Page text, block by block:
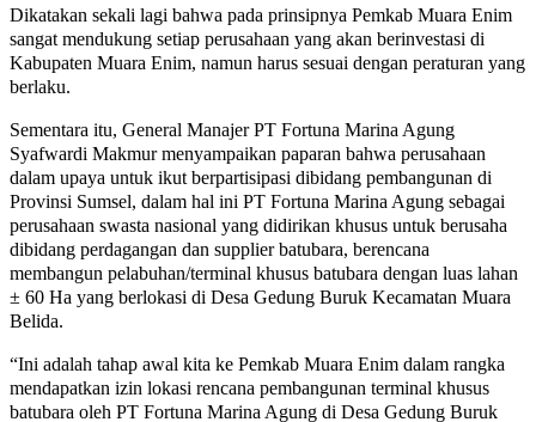
Dikatakan sekali lagi bahwa pada prinsipnya Pemkab Muara Enim
sangat mendukung setiap perusahaan yang akan berinvestasi di
Kabupaten Muara Enim, namun harus sesuai dengan peraturan yang
berlaku.
Sementara itu, General Manajer PT Fortuna Marina Agung
Syafwardi Makmur menyampaikan paparan bahwa perusahaan
dalam upaya untuk ikut berpartisipasi dibidang pembangunan di
Provinsi Sumsel, dalam hal ini PT Fortuna Marina Agung sebagai
perusahaan swasta nasional yang didirikan khusus untuk berusaha
dibidang perdagangan dan supplier batubara, berencana
membangun pelabuhan/terminal khusus batubara dengan luas lahan
± 60 Ha yang berlokasi di Desa Gedung Buruk Kecamatan Muara
Belida.
“Ini adalah tahap awal kita ke Pemkab Muara Enim dalam rangka
mendapatkan izin lokasi rencana pembangunan terminal khusus
batubara oleh PT Fortuna Marina Agung di Desa Gedung Buruk